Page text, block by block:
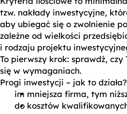
tzw. nakłady inwestycyjne,
aby ubiegać się o zwolnienie
zależne od wielkości
i rodzaju projektu
To pierwszy krok: sprawdź,
się w wymaganiach.
Progi inwestycji – jak to działa?
im mniejsza firma, tym
do kosztów